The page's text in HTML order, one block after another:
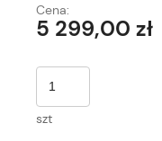
Cena:
5 299,00 zł
szt